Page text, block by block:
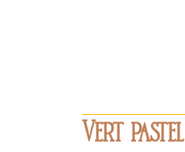
Vert pastel